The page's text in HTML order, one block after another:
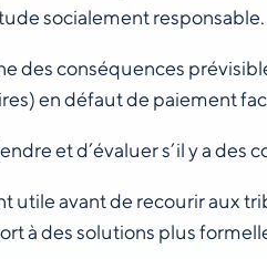
socialement
des conséquences
en défaut de paiement
et d’évaluer s’il y a
utile avant de recourir aux
à des solutions plus